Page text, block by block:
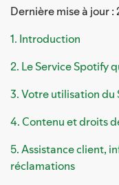
Dernière mise à jour
1. Introduction
2. Le Service Spotify
3. Votre utilisation du
4. Contenu et droits
5. Assistance client,
réclamations